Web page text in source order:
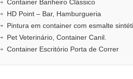
Container Banheiro Clássico
HD Point – Bar, Hamburgueria
Pintura em container com esmalte
Pet Veterinário, Container Canil.
Container Escritório Porta de Correr